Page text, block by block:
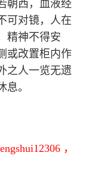
朝西，血液经
可对镜，人在
精神不得安
或改置柜内作
之人一览无遗
。
，